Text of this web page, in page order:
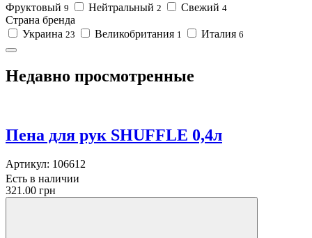
Фруктовый 9 Нейтральный 2 Свежий 4
Страна бренда
Украина 23 Великобритания 1 Италия 6
Недавно просмотренные
Пена для рук SHUFFLE 0,4л
Артикул: 106612
Есть в наличии
321.00 грн